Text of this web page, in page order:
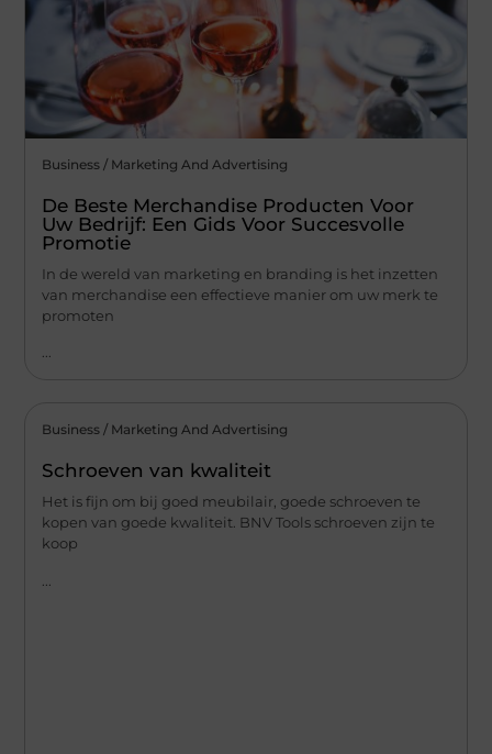
Business / Marketing And Advertising
De Beste Merchandise Producten Voor
Uw Bedrijf: Een Gids Voor Succesvolle
Promotie
In de wereld van marketing en branding is het inzetten
van merchandise een effectieve manier om uw merk te
promoten
...
Business / Marketing And Advertising
Schroeven van kwaliteit
Het is fijn om bij goed meubilair, goede schroeven te
kopen van goede kwaliteit. BNV Tools schroeven zijn te
koop